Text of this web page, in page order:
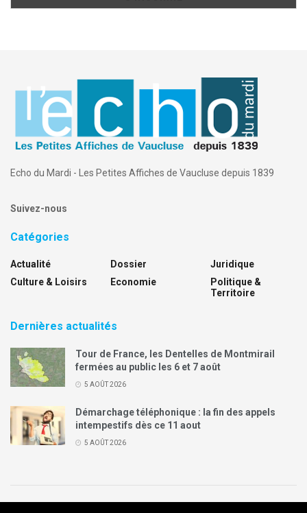
Echo du Mardi - Les Petites Affiches de Vaucluse depuis 1839
Suivez-nous
Catégories
Actualité
Culture & Loisirs
Dossier
Economie
Juridique
Politique &
Territoire
Dernières actualités
Tour de France, les Dentelles de Montmirail
fermées au public les 6 et 7 août
5 AOÛT 2026
Démarchage téléphonique : la fin des appels
intempestifs dès ce 11 aout
5 AOÛT 2026